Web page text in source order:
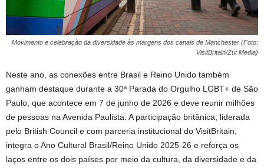
Movimento e celebração da diversidade às margens dos canais de Manchester (Foto:
VisitBritain/Zut Media)
Neste ano, as conexões entre Brasil e Reino Unido também
ganham destaque durante a 30ª Parada do Orgulho LGBT+ de São
Paulo, que acontece em 7 de junho de 2026 e deve reunir milhões
de pessoas na Avenida Paulista. A participação britânica, liderada
pelo British Council e com parceria institucional do VisitBritain,
integra o Ano Cultural Brasil/Reino Unido 2025-26 e reforça os
laços entre os dois países por meio da cultura, da diversidade e da